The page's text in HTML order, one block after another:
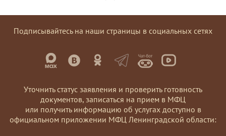
Подписывайтесь на наши страницы в социальных сетях
Уточнить статус заявления и проверить готовность
документов, записаться на прием в МФЦ
или получить информацию об услугах доступно в
официальном приложении МФЦ Ленинградской области: